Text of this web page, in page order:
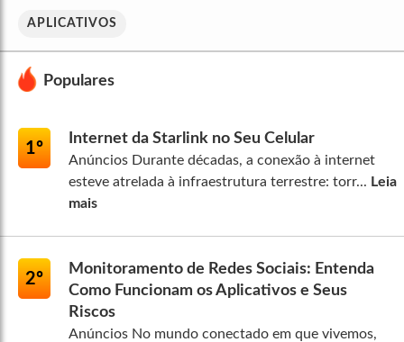
APLICATIVOS
Populares
1º
Internet da Starlink no Seu Celular
Anúncios Durante décadas, a conexão à internet
esteve atrelada à infraestrutura terrestre: torr... Leia
mais
2º
Monitoramento de Redes Sociais: Entenda
Como Funcionam os Aplicativos e Seus
Riscos
Anúncios No mundo conectado em que vivemos,